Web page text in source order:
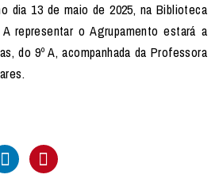
dia 13 de maio de 2025, na Biblioteca
A representar o Agrupamento estará a
do 9º A, acompanhada da Professora